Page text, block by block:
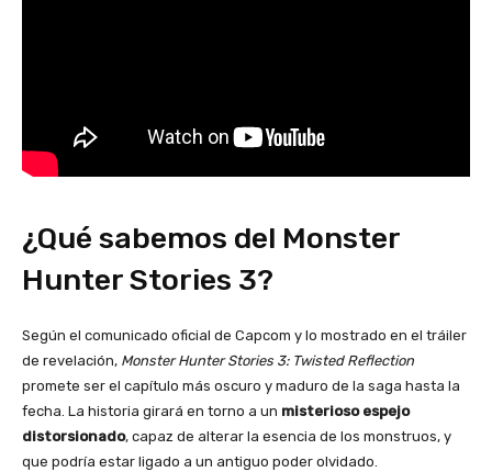
¿Qué sabemos del Monster
Hunter Stories 3?
Según el comunicado oficial de Capcom y lo mostrado en el tráiler
de revelación, Monster Hunter Stories 3: Twisted Reflection
promete ser el capítulo más oscuro y maduro de la saga hasta la
fecha. La historia girará en torno a un misterioso espejo
distorsionado, capaz de alterar la esencia de los monstruos, y
que podría estar ligado a un antiguo poder olvidado.